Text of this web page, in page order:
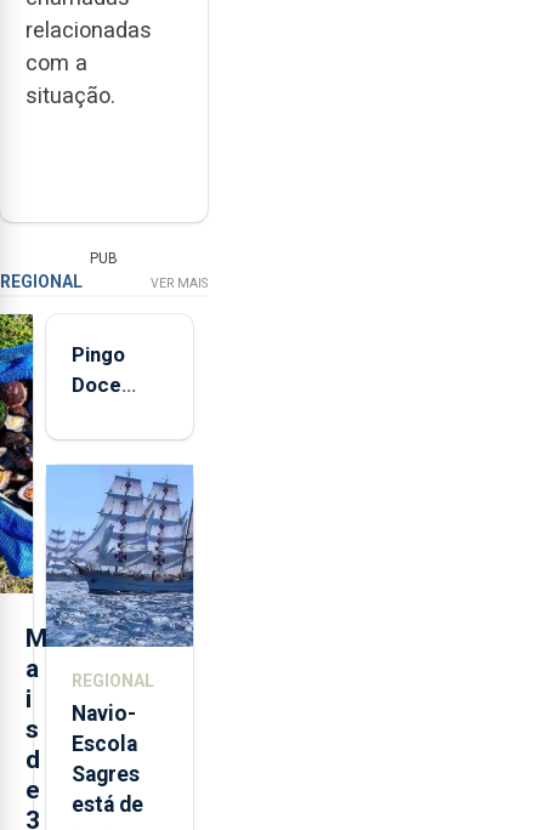
relacionadas
com a
situação.
PUB
REGIONAL VER MAIS
M
a
i
s
d
e
3
Pingo
Doce
quinta-
feira nova
loja em
São
Sebastião
e cria 30
postos de
REGIONAL
Navio-
Escola
Sagres
está de